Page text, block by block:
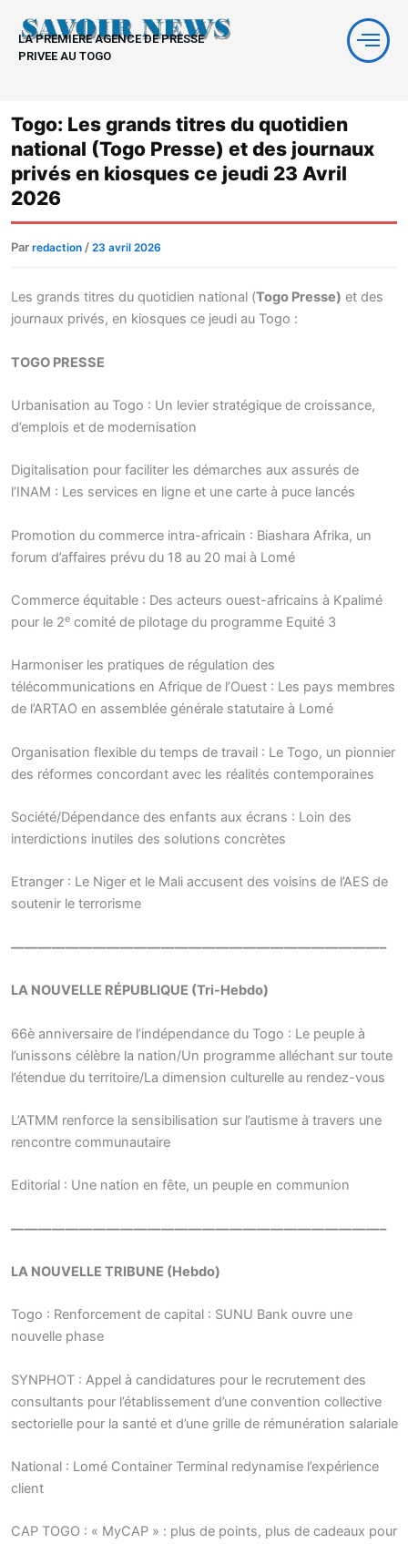
contenu
LA PREMIERE AGENCE DE PRESSE
PRIVEE AU TOGO
Togo: Les grands titres du quotidien
national (Togo Presse) et des journaux
privés en kiosques ce jeudi 23 Avril
2026
Par redaction / 23 avril 2026
Les grands titres du quotidien national (Togo Presse) et des
journaux privés, en kiosques ce jeudi au Togo :
TOGO PRESSE
Urbanisation au Togo : Un levier stratégique de croissance,
d’emplois et de modernisation
Digitalisation pour faciliter les démarches aux assurés de
l’INAM : Les services en ligne et une carte à puce lancés
Promotion du commerce intra-africain : Biashara Afrika, un
forum d’affaires prévu du 18 au 20 mai à Lomé
Commerce équitable : Des acteurs ouest-africains à Kpalimé
pour le 2e comité de pilotage du programme Equité 3
Harmoniser les pratiques de régulation des
télécommunications en Afrique de l’Ouest : Les pays membres
de l’ARTAO en assemblée générale statutaire à Lomé
Organisation flexible du temps de travail : Le Togo, un pionnier
des réformes concordant avec les réalités contemporaines
Société/Dépendance des enfants aux écrans : Loin des
interdictions inutiles des solutions concrètes
Etranger : Le Niger et le Mali accusent des voisins de l’AES de
soutenir le terrorisme
———————————————————————————–
LA NOUVELLE RÉPUBLIQUE (Tri-Hebdo)
66è anniversaire de l’indépendance du Togo : Le peuple à
l’unissons célèbre la nation/Un programme alléchant sur toute
l’étendue du territoire/La dimension culturelle au rendez-vous
L’ATMM renforce la sensibilisation sur l’autisme à travers une
rencontre communautaire
Editorial : Une nation en fête, un peuple en communion
———————————————————————————–
LA NOUVELLE TRIBUNE (Hebdo)
Togo : Renforcement de capital : SUNU Bank ouvre une
nouvelle phase
SYNPHOT : Appel à candidatures pour le recrutement des
consultants pour l’établissement d’une convention collective
sectorielle pour la santé et d’une grille de rémunération salariale
National : Lomé Container Terminal redynamise l’expérience
client
CAP TOGO : « MyCAP » : plus de points, plus de cadeaux pour